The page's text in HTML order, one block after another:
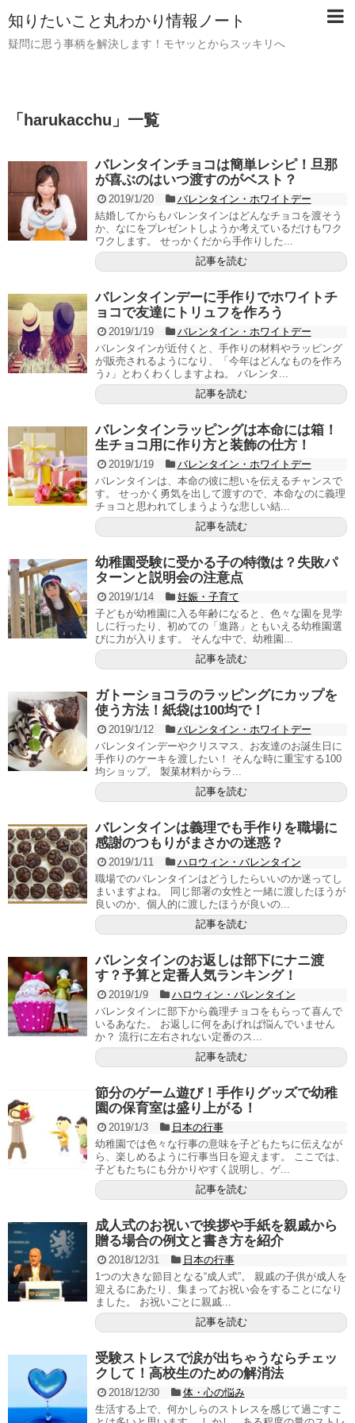
知りたいこと丸わかり情報ノート
疑問に思う事柄を解決します！モヤッとからスッキリへ
「 harukacchu 」 一覧
バレンタインチョコは簡単レシピ！旦那
が喜ぶのはいつ渡すのがベスト？
2019/1/20
バレンタイン・ホワイトデー
結婚してからもバレンタインはどんなチョコを渡そう
か、なにをプレゼントしようか考えているだけもワク
ワクします。 せっかくだから手作りした...
記事を読む
バレンタインデーに手作りでホワイトチ
ョコで友達にトリュフを作ろう
2019/1/19
バレンタイン・ホワイトデー
バレンタインが近付くと、手作りの材料やラッピング
が販売されるようになり、「今年はどんなものを作ろ
う♪」とわくわくしますよね。 バレンタ...
記事を読む
バレンタインラッピングは本命には箱！
生チョコ用に作り方と装飾の仕方！
2019/1/19
バレンタイン・ホワイトデー
バレンタインは、本命の彼に想いを伝えるチャンスで
す。 せっかく勇気を出して渡すので、本命なのに義理
チョコと思われてしまうような悲しい結...
記事を読む
幼稚園受験に受かる子の特徴は？失敗パ
ターンと説明会の注意点
2019/1/14
妊娠・子育て
子どもが幼稚園に入る年齢になると、色々な園を見学
しに行ったり、初めての「進路」ともいえる幼稚園選
びに力が入ります。 そんな中で、幼稚園...
記事を読む
ガトーショコラのラッピングにカップを
使う方法！紙袋は100均で！
2019/1/12
バレンタイン・ホワイトデー
バレンタインデーやクリスマス、お友達のお誕生日に
手作りのケーキを渡したい！ そんな時に重宝する100
均ショップ。 製菓材料からラ...
記事を読む
バレンタインは義理でも手作りを職場に
感謝のつもりがまさかの迷惑？
2019/1/11
ハロウィン・バレンタイン
職場でのバレンタインはどうしたらいいのか迷ってし
まいますよね。 同じ部署の女性と一緒に渡したほうが
良いのか、個人的に渡したほうが良いの...
記事を読む
バレンタインのお返しは部下にナニ渡
す？予算と定番人気ランキング！
2019/1/9
ハロウィン・バレンタイン
バレンタインに部下から義理チョコをもらって喜んで
いるあなた。 お返しに何をあげれば悩んでいません
か？ 流行に左右されない定番のス...
記事を読む
節分のゲーム遊び！手作りグッズで幼稚
園の保育室は盛り上がる！
2019/1/3
日本の行事
幼稚園では色々な行事の意味を子どもたちに伝えなが
ら、楽しめるように行事当日を迎えます。 ここでは、
子どもたちにも分かりやすく説明し、ゲ...
記事を読む
成人式のお祝いで挨拶や手紙を親戚から
贈る場合の例文と書き方を紹介
2018/12/31
日本の行事
1つの大きな節目となる“成人式”。 親戚の子供が成人を
迎えるにあたり、集まってお祝い会をすることになり
ました。 お祝いごとに親戚...
記事を読む
受験ストレスで涙が出ちゃうならチェッ
クして！高校生のための解消法
2018/12/30
体・心の悩み
生活する上で、何かしらのストレスを感じて過ごすこ